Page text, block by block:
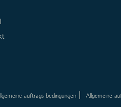
auftrags bedingungen Allgemeine